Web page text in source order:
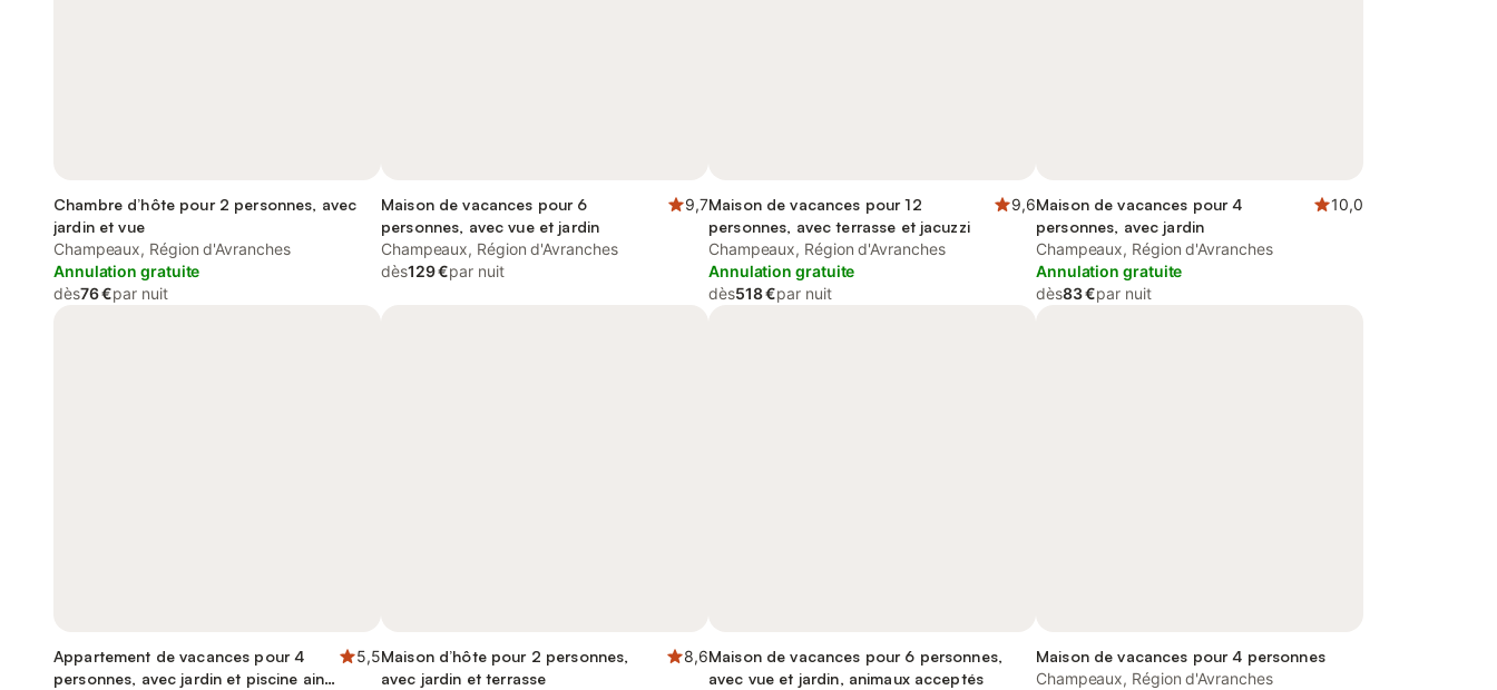
Chambre d’hôte pour 2 personnes, avec
jardin et vue
Champeaux, Région d'Avranches
Annulation gratuite
dès76 €par nuit
Maison de vacances pour 6
personnes, avec vue et jardin
9,7
Champeaux, Région d'Avranches
dès129 €par nuit
Maison de vacances pour 12
personnes, avec terrasse et jacuzzi
9,6
Champeaux, Région d'Avranches
Annulation gratuite
dès518 €par nuit
Maison de vacances pour 4
personnes, avec jardin
10,0
Champeaux, Région d'Avranches
Annulation gratuite
dès83 €par nuit
Appartement de vacances pour 4
personnes, avec jardin et piscine ainsi
5,5Maison d’hôte pour 2 personnes,
avec jardin et terrasse
8,6Maison de vacances pour 6 personnes,
avec vue et jardin, animaux acceptés
Maison de vacances pour 4 personnes
Champeaux, Région d'Avranches